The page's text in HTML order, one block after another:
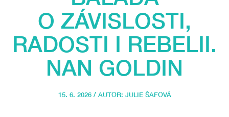
O ZÁVISLOSTI,
RADOSTI I REBELII.
NAN GOLDIN
15. 6. 2026 / AUTOR: JULIE ŠAFOVÁ